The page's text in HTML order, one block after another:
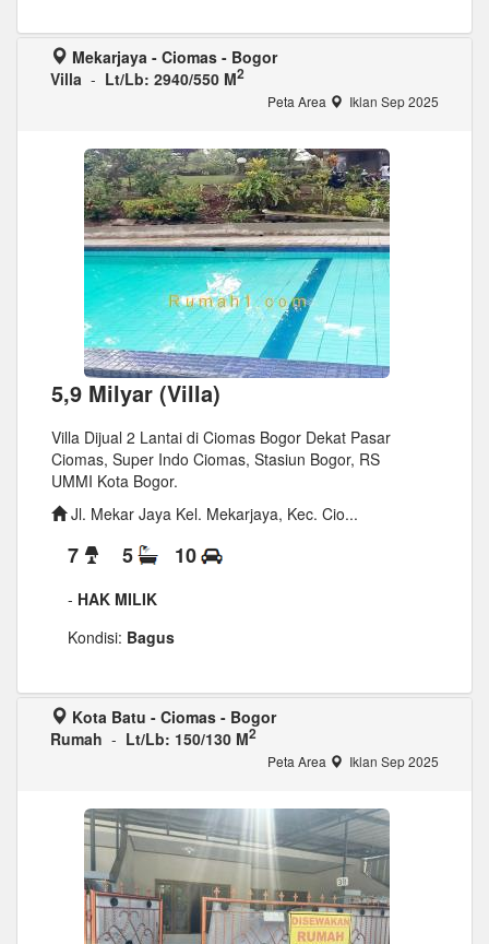
Mekarjaya - Ciomas - Bogor
Villa - Lt/Lb: 2940/550 M2
Peta Area Iklan Sep 2025
5,9 Milyar (Villa)
Villa Dijual 2 Lantai di Ciomas Bogor Dekat Pasar
Ciomas, Super Indo Ciomas, Stasiun Bogor, RS
UMMI Kota Bogor.
Jl. Mekar Jaya Kel. Mekarjaya, Kec. Cio...
7 5 10
- HAK MILIK
Kondisi: Bagus
Kota Batu - Ciomas - Bogor
Rumah - Lt/Lb: 150/130 M2
Peta Area Iklan Sep 2025